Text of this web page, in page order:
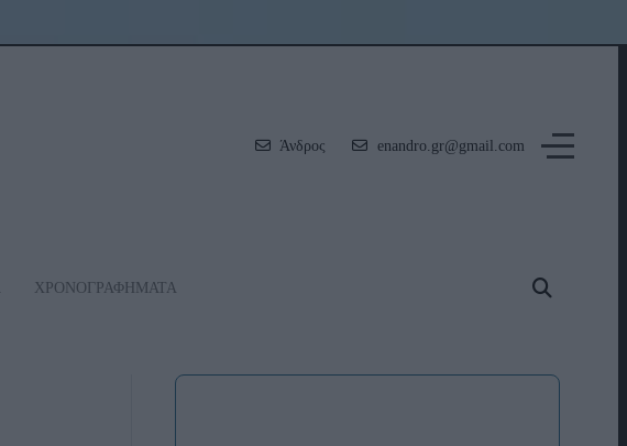
Άνδρος enandro.gr@gmail.com
ΧΡΟΝΟΓΡΑΦΗΜΑΤΑ